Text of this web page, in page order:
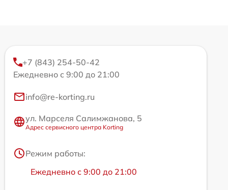
+7 (843) 254-50-42
Ежедневно с 9:00 до 21:00
info@re-korting.ru
ул. Марселя Салимжанова, 5
Адрес сервисного центра Korting
Режим работы:
Ежедневно с 9:00 до 21:00